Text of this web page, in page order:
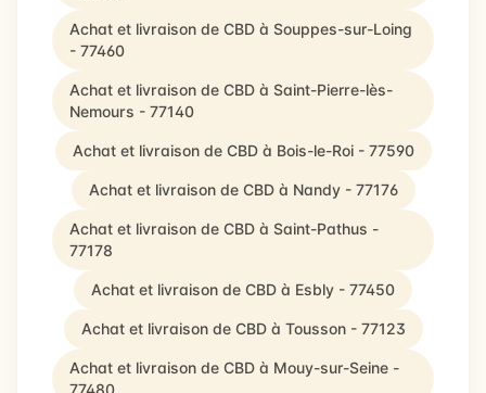
Achat et livraison de CBD à Souppes-sur-Loing
- 77460
Achat et livraison de CBD à Saint-Pierre-lès-
Nemours - 77140
Achat et livraison de CBD à Bois-le-Roi - 77590
Achat et livraison de CBD à Nandy - 77176
Achat et livraison de CBD à Saint-Pathus -
77178
Achat et livraison de CBD à Esbly - 77450
Achat et livraison de CBD à Tousson - 77123
Achat et livraison de CBD à Mouy-sur-Seine -
77480